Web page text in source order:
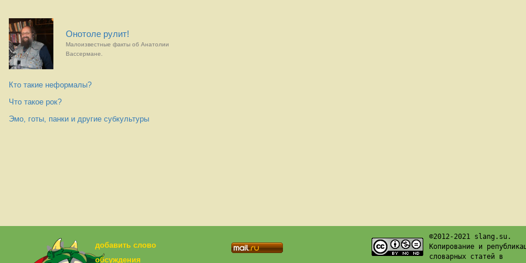
Онотоле рулит!
Малоизвестные факты об Анатолии
Вассермане.
Кто такие неформалы?
Что такое рок?
Эмо, готы, панки и другие субкультуры
добавить слово
обсуждения
©2012-2021 slang.su.
Копирование и
словарных статей в